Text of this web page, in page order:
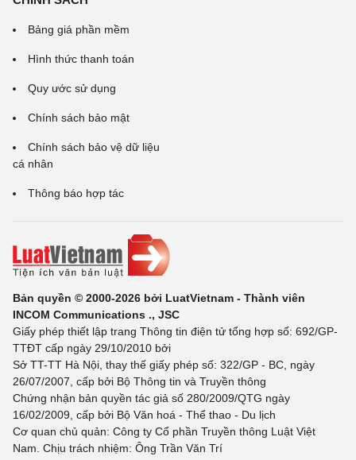
Bảng giá phần mềm
Hình thức thanh toán
Quy ước sử dụng
Chính sách bảo mật
Chính sách bảo vệ dữ liệu
cá nhân
Thông báo hợp tác
Bản quyền © 2000-2026 bởi LuatVietnam - Thành viên
INCOM Communications ., JSC
Giấy phép thiết lập trang Thông tin điện tử tổng hợp số: 692/GP-
TTĐT cấp ngày 29/10/2010 bởi
Sở TT-TT Hà Nội, thay thế giấy phép số: 322/GP - BC, ngày
26/07/2007, cấp bởi Bộ Thông tin và Truyền thông
Chứng nhận bản quyền tác giả số 280/2009/QTG ngày
16/02/2009, cấp bởi Bộ Văn hoá - Thể thao - Du lịch
Cơ quan chủ quản: Công ty Cổ phần Truyền thông Luật Việt
Nam. Chịu trách nhiệm: Ông Trần Văn Trí